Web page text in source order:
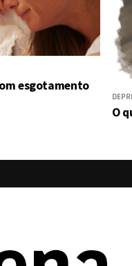
esgotamento
O